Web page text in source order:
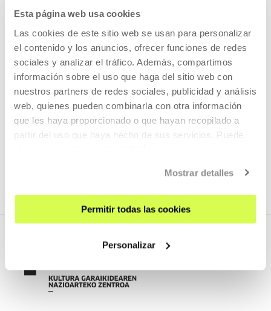
Esta página web usa cookies
Las cookies de este sitio web se usan para personalizar
el contenido y los anuncios, ofrecer funciones de redes
sociales y analizar el tráfico. Además, compartimos
información sobre el uso que haga del sitio web con
nuestros partners de redes sociales, publicidad y análisis
web, quienes pueden combinarla con otra información
que les haya proporcionado o que hayan recopilado a
partir del uso que haya hecho de sus servicios. Puede
Mostrar detalles
Permitir todas las cookies
Personalizar
cosmos
Hemen da III Nazioarteko Zinema Miintegia. Aurtengoan
gurekin izango dira: Rosa Barba, Edwin Carels, Carla
Andrade, Ben Clark, Regina de Miguel, Paula Olaz, Zazpi
T’erdi, Matthew C. Wilson eta Thomas Zummer.
GEHIAGO IRAKURRI